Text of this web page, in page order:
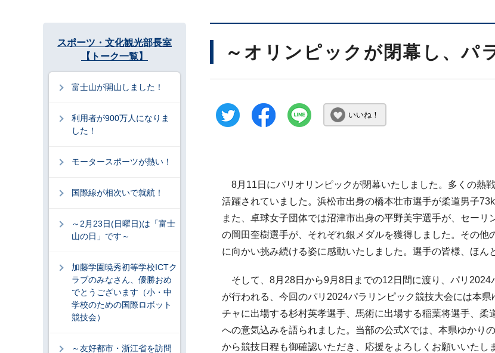
～オリンピックが閉幕し、パ
いいね！
8月11日にパリオリンピックが閉幕いたしました。多くの熱
活躍されていました。浜松市出身の橋本壮市選手が柔道男子
また、卓球女子団体では沼津市出身の平野美宇選手が、セー
の岡田奎樹選手が、それぞれ銀メダルを獲得しました。その
に向かい挑み続ける姿に感動いたしました。選手の皆様、ほん
そして、8月28日から9月8日までの12日間に渡り、パリ
が行われる、今回のパリ2024パラリンピック競技大会には本
チャに出場する杉村英孝選手、馬術に出場する稲葉将選手、
への意気込みを語られました。当部の公式Xでは、本県ゆかり
から競技日程も御確認いただき、応援をよろしくお願いいたし
スポーツ・文化観光部長室
【トーク一覧】
富士山が開山しました！
利用者が900万人になりま
した！
モータースポーツが熱い！
国際線が相次いで就航！
～2月23日(日曜日)は「富士
山の日」です～
加藤学園暁秀初等学校ICTク
ラブのみなさん、優勝おめ
でとうございます（小・中
学校のための国際ロボット
競技会）
～友好都市・浙江省を訪問